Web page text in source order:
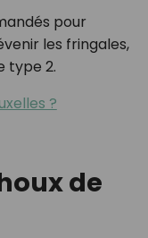
pour
les fringales,
type 2.
?
de